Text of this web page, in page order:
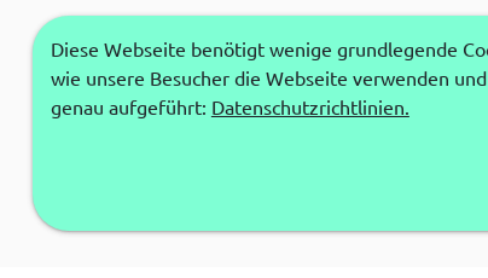
Diese Webseite benötigt wenige grundlegende
wie unsere Besucher die Webseite verwenden
genau aufgeführt: Datenschutzrichtlinien.